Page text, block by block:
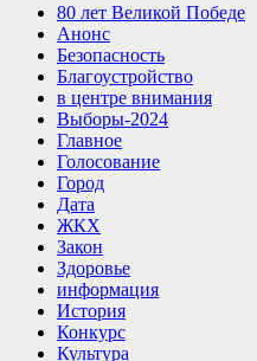
80 лет Великой Победе
Анонс
Безопасность
Благоустройство
в центре внимания
Выборы-2024
Главное
Голосование
Город
Дата
ЖКХ
Закон
Здоровье
информация
История
Конкурс
Культура